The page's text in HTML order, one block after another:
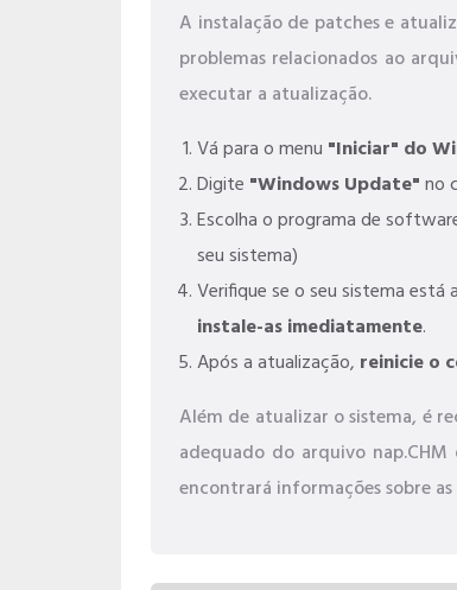
A instalação de patches e
problemas relacionados ao
executar a atualização.
Vá para o menu "Iniciar" do
Digite "Windows Update"no
Escolha o programa de
seu sistema)
Verifique se o seu sistema está
instale-as imediatamente.
Após a atualização, reinicie o
Além de atualizar o sistema, é
adequado do arquivo
encontrará informações sobre